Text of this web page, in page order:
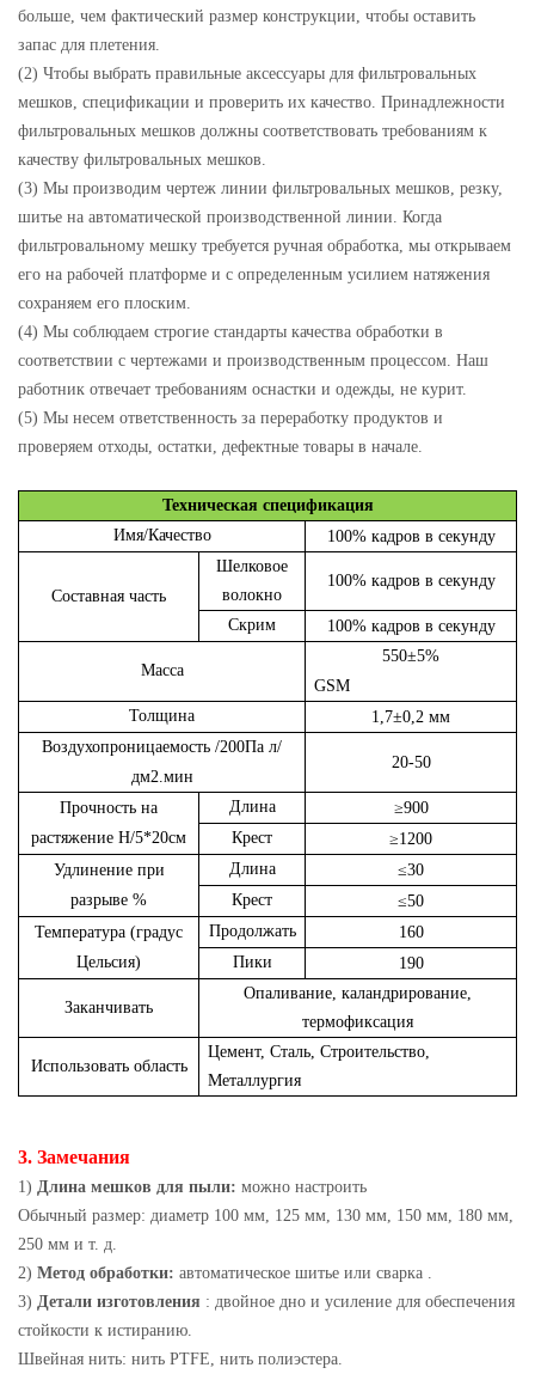
больше, чем фактический размер конструкции, чтобы оставить
запас для плетения.
(2) Чтобы выбрать правильные аксессуары для фильтровальных
мешков, спецификации и проверить их качество. Принадлежности
фильтровальных мешков должны соответствовать требованиям к
качеству фильтровальных мешков.
(3) Мы производим чертеж линии фильтровальных мешков, резку,
шитье на автоматической производственной линии. Когда
фильтровальному мешку требуется ручная обработка, мы открываем
его на рабочей платформе и с определенным усилием натяжения
сохраняем его плоским.
(4) Мы соблюдаем строгие стандарты качества обработки в
соответствии с чертежами и производственным процессом. Наш
работник отвечает требованиям оснастки и одежды, не курит.
(5) Мы несем ответственность за переработку продуктов и
проверяем отходы, остатки, дефектные товары в начале.
Техническая спецификация
Имя/Качество
100% кадров в секунду
Составная часть
Шелковое
волокно
100% кадров в секунду
Скрим 100% кадров в секунду
Масса
550±5%
GSM
Толщина
1,7±0,2 мм
Воздухопроницаемость /200Па л/
дм2.мин
20-50
Прочность на
растяжение Н/5*20см
Длина
≥900
Крест
≥1200
Удлинение при
разрыве %
Длина
≤30
Крест
≤50
Температура (градус
Цельсия)
Продолжать
160
Пики
190
Заканчивать
Опаливание, каландрирование,
термофиксация
Использовать область
Цемент, Сталь, Строительство,
Металлургия
3. Замечания
1) Длина мешков для пыли: можно настроить
Обычный размер: диаметр 100 мм, 125 мм, 130 мм, 150 мм, 180 мм,
250 мм и т. д.
2) Метод обработки: автоматическое шитье или сварка .
3) Детали изготовления : двойное дно и усиление для обеспечения
стойкости к истиранию.
Швейная нить: нить PTFE, нить полиэстера.